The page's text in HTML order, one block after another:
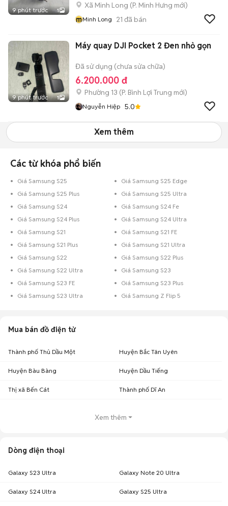
9 phút trước 1
Xã Minh Long (P. Minh Hưng mới)
mMinh Long 21 đã bán
9 phút trước 1
Máy quay DJI Pocket 2 Đen nhỏ gọn
Đã sử dụng (chưa sửa chữa)
6.200.000 đ
Phường 13 (P. Bình Lợi Trung mới)
Nguyễn Hiệp 5.0
Xem thêm
Các từ khóa phổ biến
Giá Samsung S25
Giá Samsung S25 Edge
Giá Samsung S25 Plus
Giá Samsung S25 Ultra
Giá Samsung S24
Giá Samsung S24 Fe
Giá Samsung S24 Plus
Giá Samsung S24 Ultra
Giá Samsung S21
Giá Samsung S21 FE
Giá Samsung S21 Plus
Giá Samsung S21 Ultra
Giá Samsung S22
Giá Samsung S22 Plus
Giá Samsung S22 Ultra
Giá Samsung S23
Giá Samsung S23 FE
Giá Samsung S23 Plus
Giá Samsung S23 Ultra
Giá Samsung Z Flip 5
Mua bán đồ điện tử
Thành phố Thủ Dầu Một Huyện Bắc Tân Uyên
Huyện Bàu Bàng Huyện Dầu Tiếng
Thị xã Bến Cát Thành phố Dĩ An
Xem thêm
Dòng điện thoại
Galaxy S23 Ultra Galaxy Note 20 Ultra
Galaxy S24 Ultra Galaxy S25 Ultra